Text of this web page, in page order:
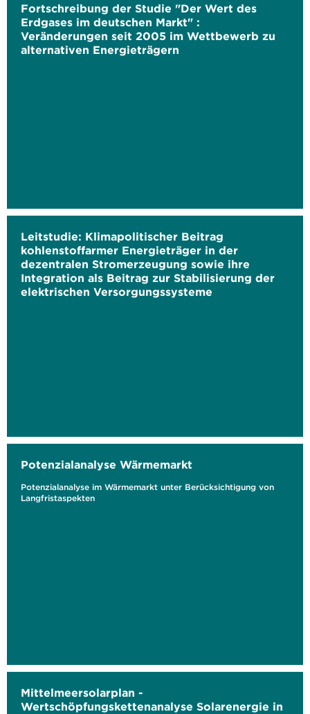
Fortschreibung der Studie "Der Wert des
Erdgases im deutschen Markt" :
Veränderungen seit 2005 im Wettbewerb zu
alternativen Energieträgern
Leitstudie: Klimapolitischer Beitrag
kohlenstoffarmer Energieträger in der
dezentralen Stromerzeugung sowie ihre
Integration als Beitrag zur Stabilisierung der
elektrischen Versorgungssysteme
Potenzialanalyse Wärmemarkt
Potenzialanalyse im Wärmemarkt unter Berücksichtigung von
Langfristaspekten
Mittelmeersolarplan -
Wertschöpfungskettenanalyse Solarenergie in